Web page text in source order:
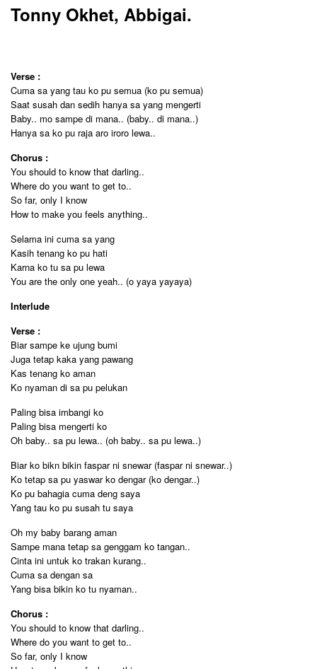
Tonny Okhet, Abbigai.
Verse :
Cuma sa yang tau ko pu semua (ko pu semua)
Saat susah dan sedih hanya sa yang mengerti
Baby.. mo sampe di mana.. (baby.. di mana..)
Hanya sa ko pu raja aro iroro lewa..
Chorus :
You should to know that darling..
Where do you want to get to..
So far, only I know
How to make you feels anything..
Selama ini cuma sa yang
Kasih tenang ko pu hati
Karna ko tu sa pu lewa
You are the only one yeah.. (o yaya yayaya)
Interlude
Verse :
Biar sampe ke ujung bumi
Juga tetap kaka yang pawang
Kas tenang ko aman
Ko nyaman di sa pu pelukan
Paling bisa imbangi ko
Paling bisa mengerti ko
Oh baby.. sa pu lewa.. (oh baby.. sa pu lewa..)
Biar ko bikn bikin faspar ni snewar (faspar ni snewar..)
Ko tetap sa pu yaswar ko dengar (ko dengar..)
Ko pu bahagia cuma deng saya
Yang tau ko pu susah tu saya
Oh my baby barang aman
Sampe mana tetap sa genggam ko tangan..
Cinta ini untuk ko trakan kurang..
Cuma sa dengan sa
Yang bisa bikin ko tu nyaman..
Chorus :
You should to know that darling..
Where do you want to get to..
So far, only I know